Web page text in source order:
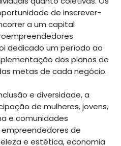
de inscrever-
a um capital
dedicado um período ao
dos planos de
metas de cada negócio.
e diversidade, a
de mulheres, jovens,
e comunidades
de
e estética, economia